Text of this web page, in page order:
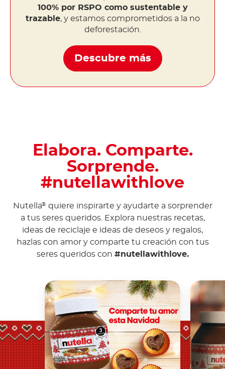
100% por RSPO como sustentable y
trazable, y estamos comprometidos a la no
deforestación.
Descubre más
Elabora. Comparte.
Sorprende.
#nutellawithlove
Nutella® quiere inspirarte y ayudarte a sorprender
a tus seres queridos. Explora nuestras recetas,
ideas de reciclaje e ideas de deseos y regalos,
hazlas con amor y comparte tu creación con tus
seres queridos con #nutellawithlove.